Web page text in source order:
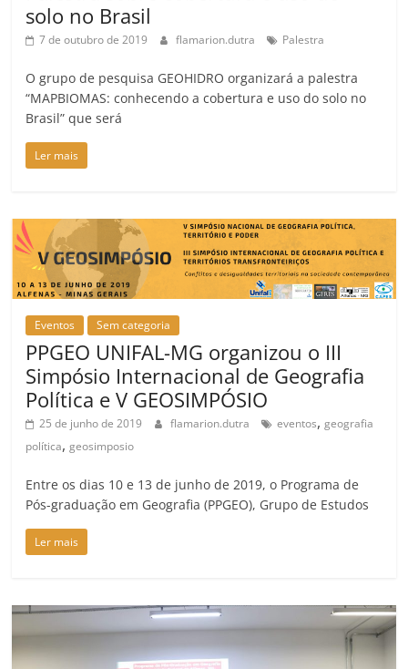
solo no Brasil
7 de outubro de 2019 flamarion.dutra Palestra
O grupo de pesquisa GEOHIDRO organizará a palestra
“MAPBIOMAS: conhecendo a cobertura e uso do solo no
Brasil” que será
Ler mais
Eventos Sem categoria
PPGEO UNIFAL-MG organizou o III
Simpósio Internacional de Geografia
Política e V GEOSIMPÓSIO
25 de junho de 2019 flamarion.dutra eventos,geografia
política,geosimposio
Entre os dias 10 e 13 de junho de 2019, o Programa de
Pós-graduação em Geografia (PPGEO), Grupo de Estudos
Ler mais